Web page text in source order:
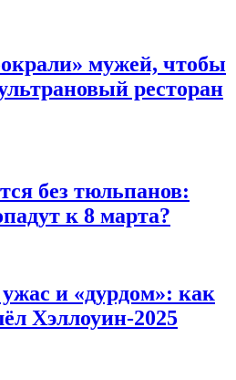
мужей, чтобы
ресторан
без тюльпанов:
к 8 марта?
и «дурдом»: как
Хэллоуин-2025